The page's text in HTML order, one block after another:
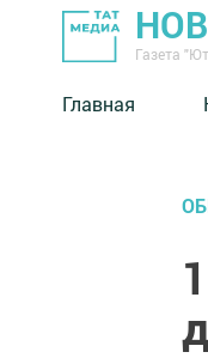
Газета
Главная